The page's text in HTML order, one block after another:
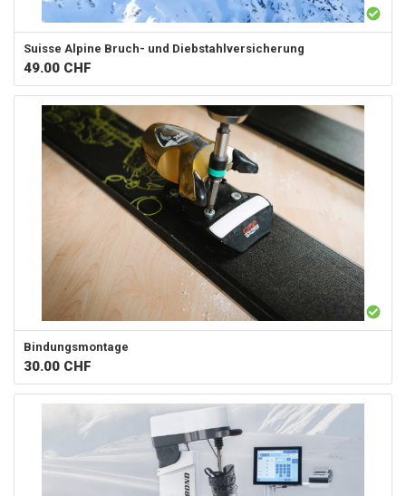
Suisse Alpine Bruch- und Diebstahlversicherung
49.00 CHF
Bindungsmontage
30.00 CHF